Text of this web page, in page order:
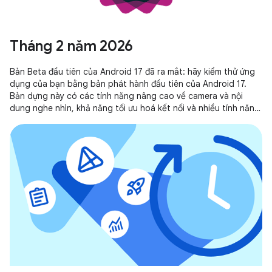
Tháng 2 năm 2026
Bản Beta đầu tiên của Android 17 đã ra mắt: hãy kiểm thử ứng
dụng của bạn bằng bản phát hành đầu tiên của Android 17.
Bản dựng này có các tính năng nâng cao về camera và nội
dung nghe nhìn, khả năng tối ưu hoá kết nối và nhiều tính năng